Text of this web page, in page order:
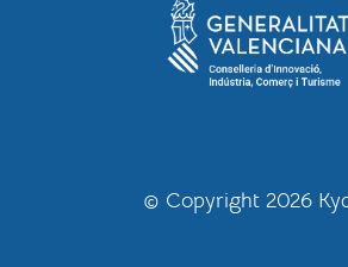
© Copyright 2026